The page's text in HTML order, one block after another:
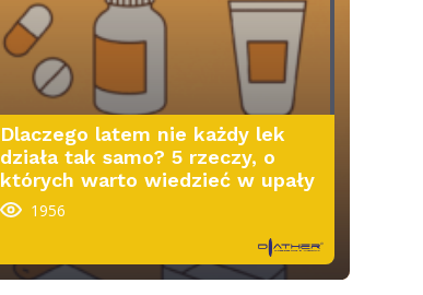
Dlaczego latem nie każdy lek
działa tak samo? 5 rzeczy, o
których warto wiedzieć w upały
1956